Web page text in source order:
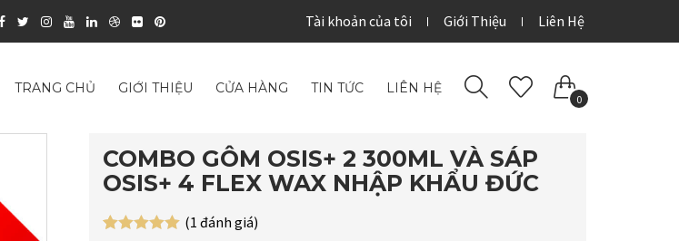
Tài khoản của tôi Giới Thiệu Liên Hệ
0
TRANG CHỦ GIỚI THIỆU CỬA HÀNG TIN TỨC LIÊN HỆ
COMBO GÔM OSIS+ 2 300ML VÀ SÁP
OSIS+ 4 FLEX WAX NHẬP KHẨU ĐỨC
(1 đánh giá)